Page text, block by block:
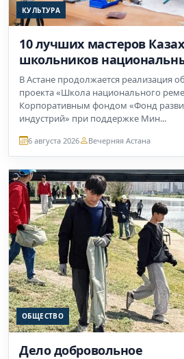
КУЛЬТУРА
10 лучших мастеров
школьников
В Астане продолжается реализация
проекта «Школа национального
Корпоративным фондом «Фонд
индустрий» при поддержке Мин...
6 августа 2026 Вечерняя Астана
ОБЩЕСТВО
Дело добровольное